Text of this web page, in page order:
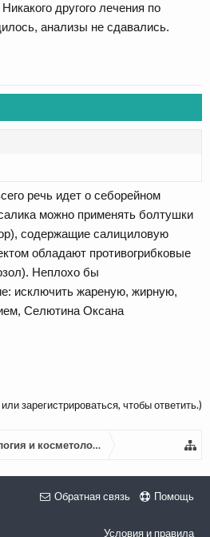
другого лечения по
анализы не сдавались.
речь идет о себорейном
можно применять болтушки
содержащие салициловую
обладают противогрибковые
Неплохо бы
исключить жареную, жирную,
Селютина Оксана
зарегистрироваться, чтобы ответить.)
и косметология
Обратная связь Помощь
Условия и правила